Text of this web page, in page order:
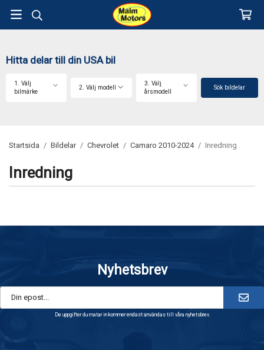
Hitta delar till din USA bil
1. Välj
bilmärke
2. Välj modell
3. Välj
årsmodell
Sök bildelar
Startsida / Bildelar / Chevrolet / Camaro 2010-2024 / Inredning
Inredning
Nyhetsbrev
De uppgifter du matar in kommer endast användas till våra nyhetsbrev.